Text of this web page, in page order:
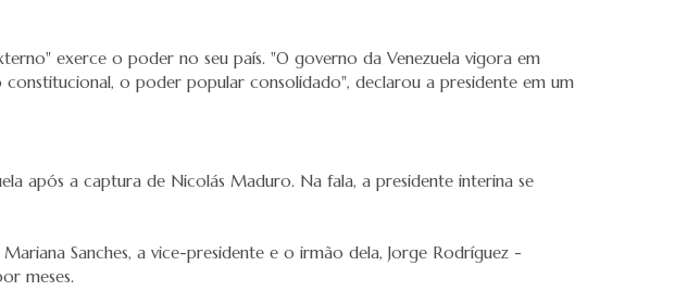
exerce o poder no seu país. "O governo da Venezuela vigora em
o poder popular consolidado", declarou a presidente em um
após a captura de Nicolás Maduro. Na fala, a presidente interina se
Sanches, a vice-presidente e o irmão dela, Jorge Rodríguez -
meses.